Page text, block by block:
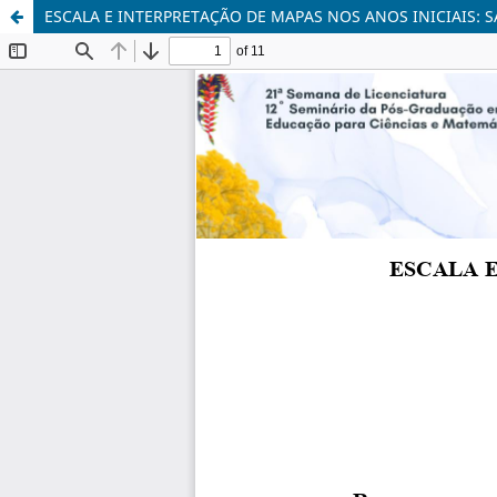
ESCALA E INTERPRETAÇÃO DE MAPAS NOS ANOS INICIAIS: